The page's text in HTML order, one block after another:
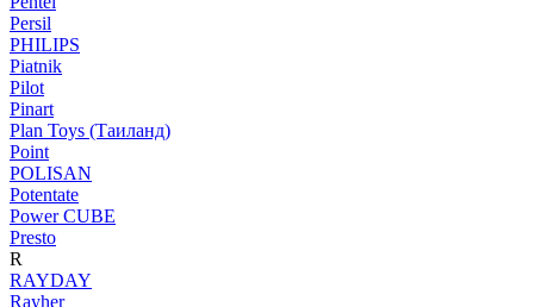
Persil
PHILIPS
Piatnik
Pilot
Pinart
Plan Toys (Таиланд)
Point
POLISAN
Potentate
Power CUBE
Presto
R
RAYDAY
Rayher